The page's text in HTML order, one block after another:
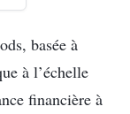
basée à
à l’échelle
financière à